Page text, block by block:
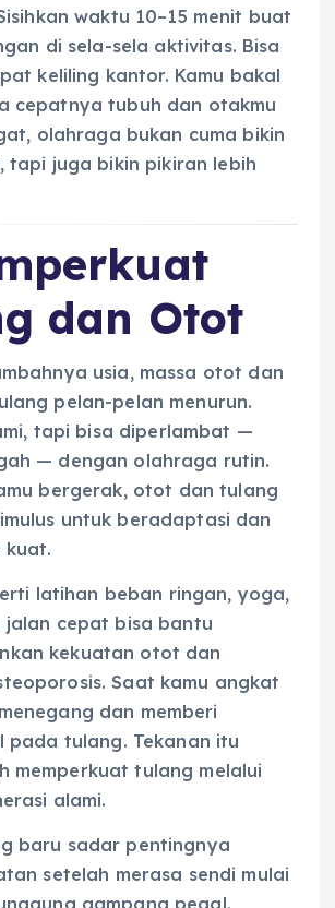
waktu 10–15 menit buat
di sela-sela aktivitas. Bisa
keliling kantor. Kamu bakal
cepatnya tubuh dan otakmu
olahraga bukan cuma bikin
tapi juga bikin pikiran lebih
dan Otot
usia, massa otot dan
pelan-pelan menurun.
tapi bisa diperlambat —
— dengan olahraga rutin.
bergerak, otot dan tulang
untuk beradaptasi dan
kuat.
latihan beban ringan, yoga,
jalan cepat bisa bantu
kekuatan otot dan
Saat kamu angkat
dan memberi
pada tulang. Tekanan itu
memperkuat tulang melalui
alami.
baru sadar pentingnya
setelah merasa sendi mulai